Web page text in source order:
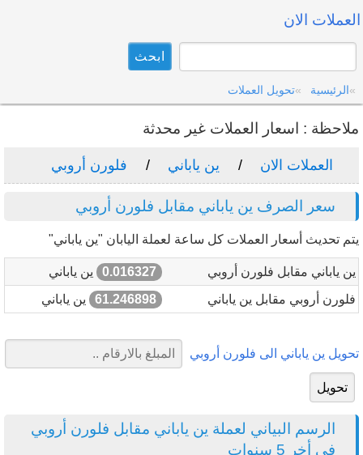
العملات الان
الرئيسية تحويل العملات
ملاحظة : اسعار العملات غير محدثة
العملات الان ين ياباني فلورن أروبي
سعر الصرف ين ياباني مقابل فلورن أروبي
يتم تحديث أسعار العملات كل ساعة لعملة اليابان "ين ياباني"
ين ياباني مقابل فلورن أروبي 0.016327
ين ياباني
فلورن أروبي مقابل ين ياباني
61.246898 ين ياباني
تحويل ين ياباني الى فلورن أروبي
الرسم البياني لعملة ين ياباني مقابل فلورن أروبي
في أخر 5 سنوات